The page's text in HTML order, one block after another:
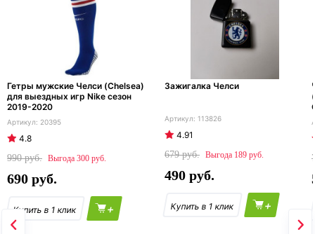
Гетры мужские Челси (Chelsea)
для выездных игр Nike сезон
2019-2020
20395
4.8
990
300
690
+
Зажигалка Челси
113826
4.91
679
189
490
+